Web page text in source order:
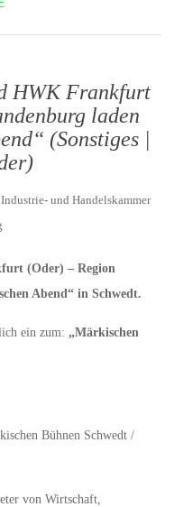
HWK Frankfurt
laden
(Sonstiges |
und Handelskammer
(Oder) – Region
Abend“ in Schwedt.
ein zum: „Märkischen
Bühnen Schwedt /
von Wirtschaft,